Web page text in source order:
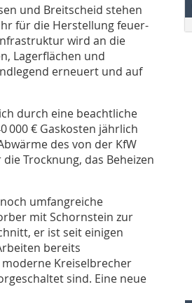
und Breitscheid stehen
für die Herstellung feuer-
wird an die
Lagerflächen und
erneuert und auf
durch eine beachtliche
000 € Gaskosten jährlich
des von der KfW
Trocknung, das Beheizen
umfangreiche
mit Schornstein zur
er ist seit einigen
bereits
Kreiselbrecher
sind. Eine neue